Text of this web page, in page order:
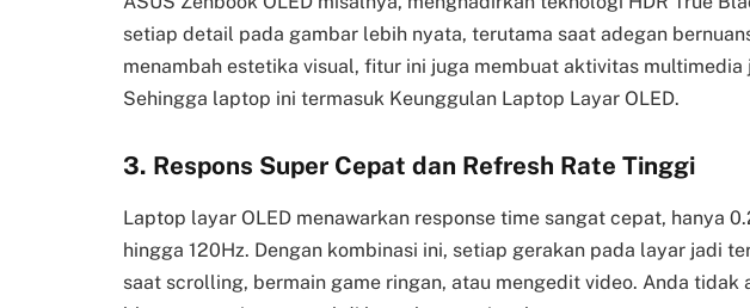
setiap detail pada gambar lebih nyata, terutama saat adegan
menambah estetika visual, fitur ini juga membuat aktivitas multimedia
Sehingga laptop ini termasuk Keunggulan Laptop Layar OLED.
3. Respons Super Cepat dan Refresh Rate Tinggi
Laptop layar OLED menawarkan response time sangat cepat, hanya
hingga 120Hz. Dengan kombinasi ini, setiap gerakan pada layar jadi
saat scrolling, bermain game ringan, atau mengedit video. Anda tidak